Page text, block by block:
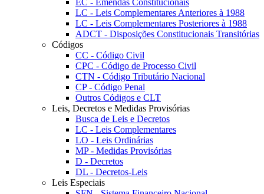
EC - Emendas Constitucionais
LC - Leis Complementares Anteriores à 1988
LC - Leis Complementares Posteriores à 1988
ADCT - Disposições Constitucionais Transitórias
Códigos
CC - Código Civil
CPC - Código de Processo Civil
CTN - Código Tributário Nacional
CP - Código Penal
Outros Códigos e CLT
Leis, Decretos e Medidas Provisórias
Busca de Leis e Decretos
LC - Leis Complementares
LO - Leis Ordinárias
MP - Medidas Provisórias
D - Decretos
DL - Decretos-Leis
Leis Especiais